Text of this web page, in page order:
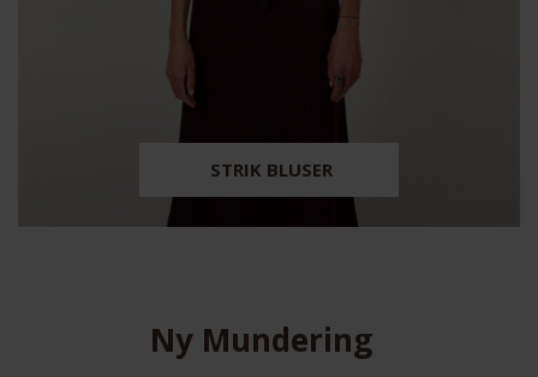
STRIK BLUSER
Ny Mundering